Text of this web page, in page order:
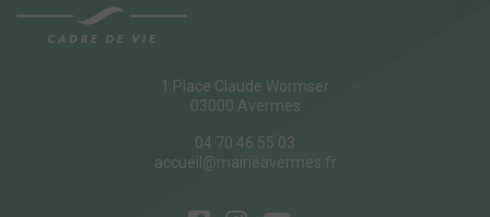
1 Place Claude Wormser
03000 Avermes
04 70 46 55 03
accueil@mairieavermes.fr